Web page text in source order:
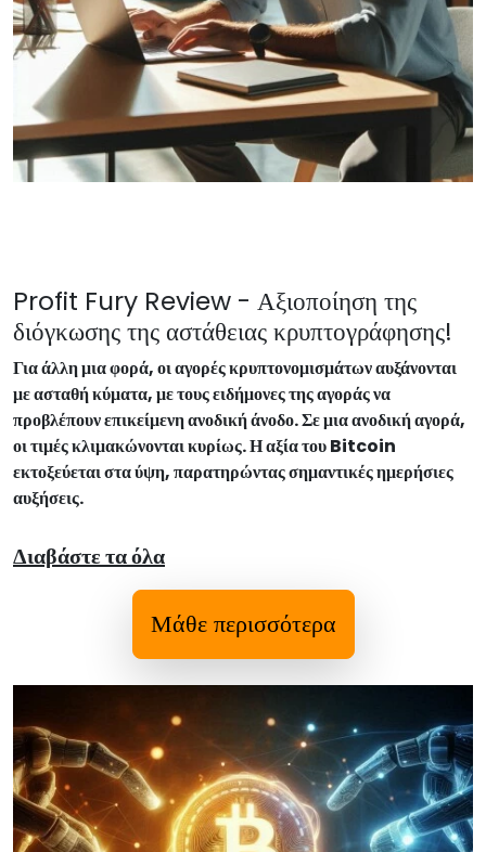
Profit Fury Review - Αξιοποίηση της
διόγκωσης της αστάθειας κρυπτογράφησης!
Για άλλη μια φορά, οι αγορές κρυπτονομισμάτων αυξάνονται
με ασταθή κύματα, με τους ειδήμονες της αγοράς να
προβλέπουν επικείμενη ανοδική άνοδο. Σε μια ανοδική αγορά,
οι τιμές κλιμακώνονται κυρίως. Η αξία του Bitcoin
εκτοξεύεται στα ύψη, παρατηρώντας σημαντικές ημερήσιες
αυξήσεις.
Διαβάστε τα όλα
Μάθε περισσότερα